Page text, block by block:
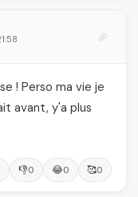
! Perso ma vie je
avant, y'a plus
👎0 😂0 🥰0